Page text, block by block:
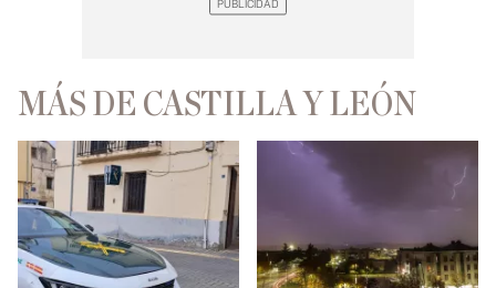
MÁS DE CASTILLA Y LEÓN